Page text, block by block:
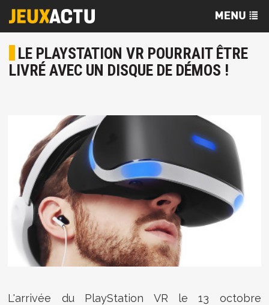
LE PLAYSTATION VR POURRAIT ÊTRE
LIVRÉ AVEC UN DISQUE DE DÉMOS !
L'arrivée du PlayStation VR le 13 octobre